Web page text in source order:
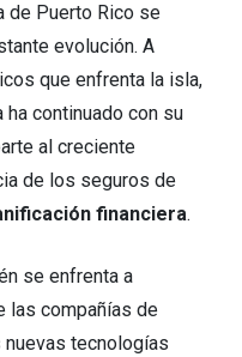
de Puerto Rico se
evolución. A
que enfrenta la isla,
ha continuado con su
al creciente
de los seguros de
financiera.
se enfrenta a
las compañías de
tecnologías